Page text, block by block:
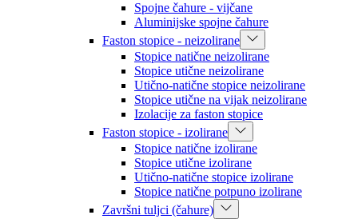
Spojne čahure - vijčane
Aluminijske spojne čahure
Faston stopice - neizolirane
Stopice natične neizolirane
Stopice utične neizolirane
Utično-natične stopice neizolirane
Stopice utične na vijak neizolirane
Izolacije za faston stopice
Faston stopice - izolirane
Stopice natične izolirane
Stopice utične izolirane
Utično-natične stopice izolirane
Stopice natične potpuno izolirane
Završni tuljci (čahure)